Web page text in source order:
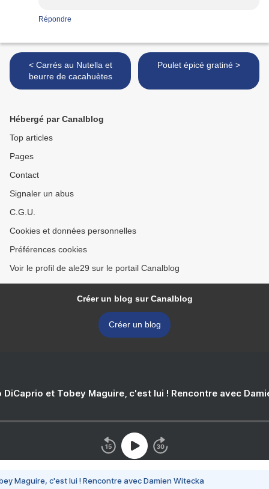
Répondre
< Carrés au Nutella et
beurre de cacahuètes
Poulet épicé gratiné >
Hébergé par Canalblog
Top articles
Pages
Contact
Signaler un abus
C.G.U.
Cookies et données personnelles
Préférences cookies
Voir le profil de ale29 sur le portail Canalblog
Créer un blog sur Canalblog
Créer un blog
DiCaprio et Tobey Maguire, c'est lui ! Rencontre avec
Maguire, c'est lui ! Rencontre avec Damien Witecka